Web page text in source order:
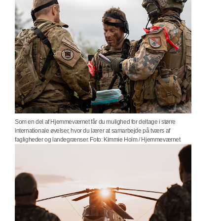
Som en del af Hjemmeværnet får du mulighed for deltage i større
internationale øvelser, hvor du lærer at samarbejde på tværs af
fagligheder og landegrænser. Foto: Kimmie Holm / Hjemmeværnet